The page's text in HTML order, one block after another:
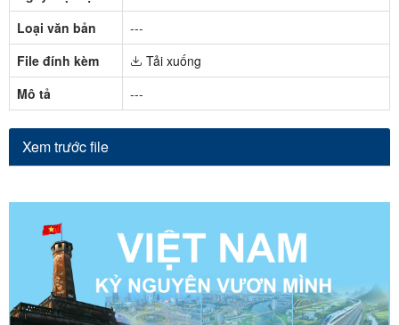
Loại văn bản
---
File đính kèm
Tải xuống
Mô tả
---
Xem trước file